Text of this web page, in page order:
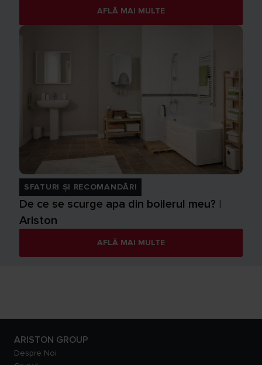
AFLĂ MAI MULTE
SFATURI ȘI RECOMANDĂRI
De ce se scurge apa din boilerul meu? |
Ariston
AFLĂ MAI MULTE
ARISTON GROUP
Despre Noi